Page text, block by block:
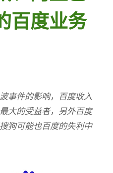
百度业务
事件的影响，百度收入
大的受益者，另外百度
狗可能也百度的失利中